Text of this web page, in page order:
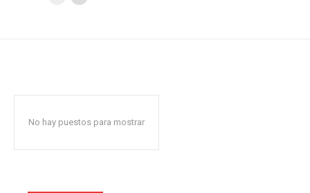
No hay puestos para mostrar